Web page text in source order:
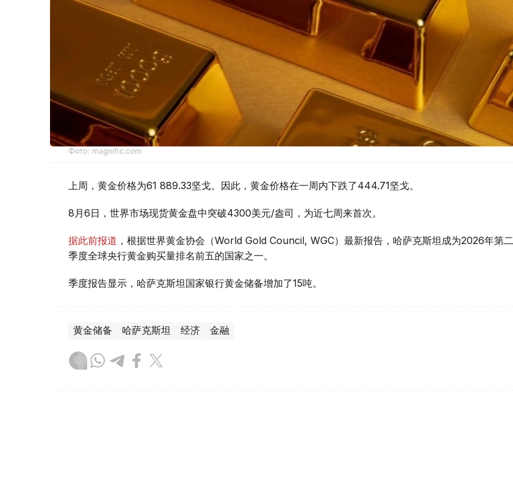
Фото: magnific.com
上周，黄金价格为61 889.33坚戈。因此，黄金价格在一周内下跌了444.71坚戈。
8月6日，世界市场现货黄金盘中突破4300美元/盎司，为近七周来首次。
据此前报道 ，根据世界黄金协会（World Gold Council, WGC）最新报告，哈萨克斯坦成为2026年第二
季度全球央行黄金购买量排名前五的国家之一。
季度报告显示，哈萨克斯坦国家银行黄金储备增加了15吨。
黄金储备 哈萨克斯坦 经济 金融